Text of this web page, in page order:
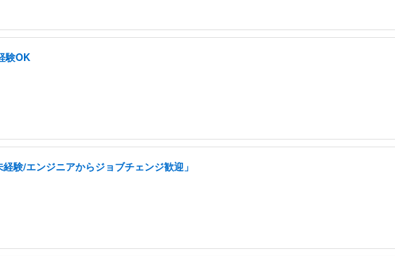
験OK
験/エンジニアからジョブチェンジ歓迎」